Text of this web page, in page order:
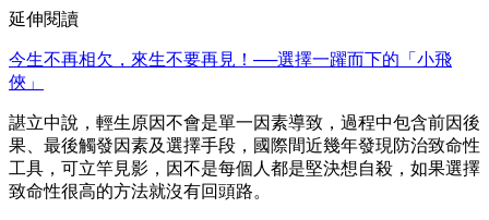
延伸閱讀
今生不再相欠，來生不要再見！──選擇一躍而下的「小飛
俠」
諶立中說，輕生原因不會是單一因素導致，過程中包含前因後
果、最後觸發因素及選擇手段，國際間近幾年發現防治致命性
工具，可立竿見影，因不是每個人都是堅決想自殺，如果選擇
致命性很高的方法就沒有回頭路。